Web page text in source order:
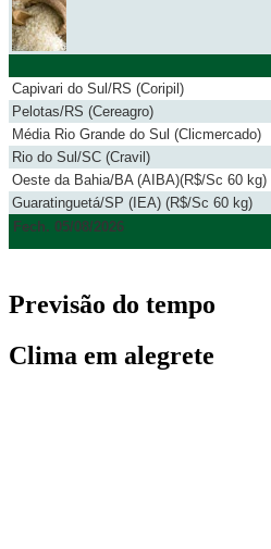
Capivari do Sul/RS (Coripil)
Pelotas/RS (Cereagro)
Média Rio Grande do Sul (Clicmercado)
Rio do Sul/SC (Cravil)
Oeste da Bahia/BA (AIBA)(R$/Sc 60 kg)
Guaratinguetá/SP (IEA) (R$/Sc 60 kg)
Fech. 05/08/2026
Previsão do tempo
Clima em alegrete